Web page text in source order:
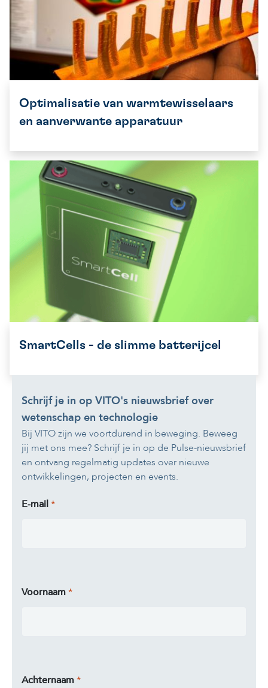
Optimalisatie van warmtewisselaars
en aanverwante apparatuur
SmartCells - de slimme batterijcel
Schrijf je in op VITO's nieuwsbrief over
wetenschap en technologie
Bij VITO zijn we voortdurend in beweging. Beweeg
jij met ons mee? Schrijf je in op de Pulse-nieuwsbrief
en ontvang regelmatig updates over nieuwe
ontwikkelingen, projecten en events.
E-mail
Voornaam
Achternaam